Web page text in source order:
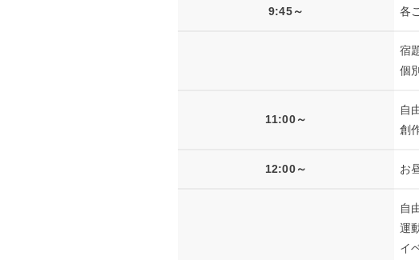
9:45～ 各
宿
個
11:00～
自
創
12:00～ お
自
運
イ